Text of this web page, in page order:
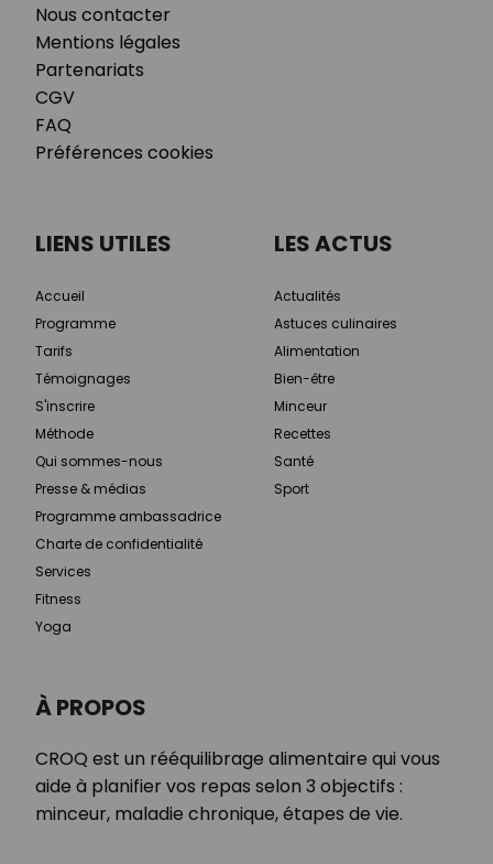
Nous contacter
Mentions légales
Partenariats
CGV
FAQ
Préférences cookies
À PROPOS
CROQ est un rééquilibrage alimentaire qui vous
aide à planifier vos repas selon 3 objectifs :
minceur, maladie chronique, étapes de vie.
LIENS UTILES
Accueil
Programme
Tarifs
Témoignages
S'inscrire
Méthode
Qui sommes-nous
Presse & médias
Programme ambassadrice
Charte de confidentialité
Services
Fitness
Yoga
LES ACTUS
Actualités
Astuces culinaires
Alimentation
Bien-être
Minceur
Recettes
Santé
Sport